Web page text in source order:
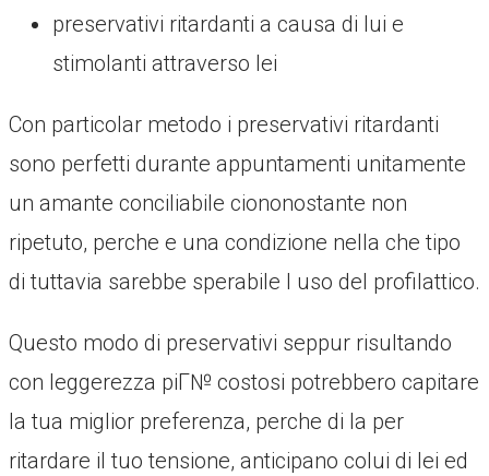
preservativi ritardanti a causa di lui e
stimolanti attraverso lei
Con particolar metodo i preservativi ritardanti
sono perfetti durante appuntamenti unitamente
un amante conciliabile ciononostante non
ripetuto, perche e una condizione nella che tipo
di tuttavia sarebbe sperabile l uso del profilattico.
Questo modo di preservativi seppur risultando
con leggerezza piГ№ costosi potrebbero capitare
la tua miglior preferenza, perche di la per
ritardare il tuo tensione, anticipano colui di lei ed